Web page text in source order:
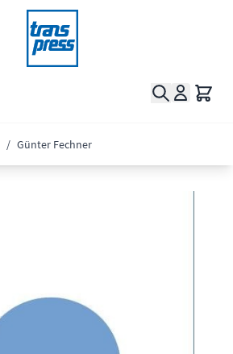
Suche
/ Günter Fechner